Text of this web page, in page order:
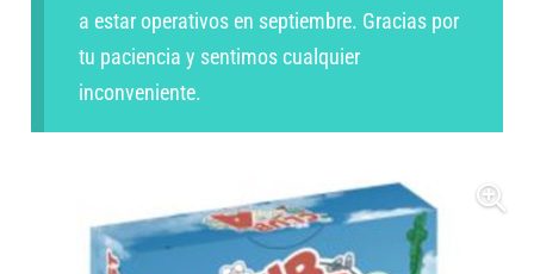
a estar operativos en septiembre. Gracias por
tu paciencia y sentimos cualquier
inconveniente.